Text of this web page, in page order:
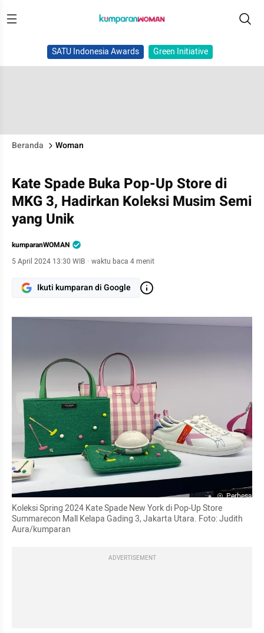
SATU Indonesia Awards Green Initiative
Beranda Woman
Kate Spade Buka Pop-Up Store di
MKG 3, Hadirkan Koleksi Musim Semi
yang Unik
kumparanWOMAN
5 April 2024 13:30 WIB · waktu baca 4 menit
Ikuti kumparan di Google
Perbesar
Koleksi Spring 2024 Kate Spade New York di Pop-Up Store
Summarecon Mall Kelapa Gading 3, Jakarta Utara. Foto: Judith
Aura/kumparan
ADVERTISEMENT